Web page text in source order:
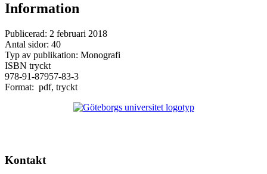
Information
Publicerad: 2 februari 2018
Antal sidor: 40
Typ av publikation: Monografi
ISBN tryckt
978-91-87957-83-3
Format: pdf, tryckt
Kontakt